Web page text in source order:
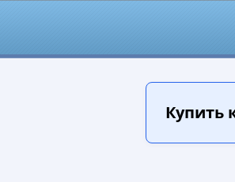
Купить